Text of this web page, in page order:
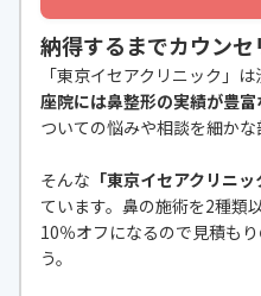
納得するまでカウンセ
「東京イセアクリニック」
座院には鼻整形の実績が豊
ついての悩みや相談を細かな
そんな 「東京イセアクリニ
ています。鼻の施術を2種類
10％オフになるので見積も
う。